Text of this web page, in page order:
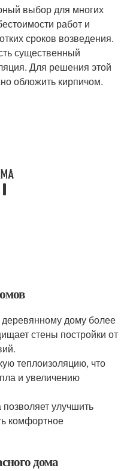
выбор для многих
работ и
сроков возведения.
существенный
Для решения этой
обложить кирпичом.
дому более
стены постройки от
теплоизоляцию, что
и увеличению
улучшить
комфортное
дома